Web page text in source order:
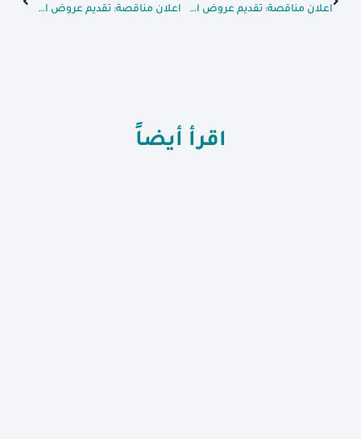
اعلان مناقصة: تقديم عروض اسعار سلة البسة تصلح لكلا الجنسين وبطانية
اعلان مناقصة: تقديم عروض اسعار اجهزة طبية
اقرأ أيضاً